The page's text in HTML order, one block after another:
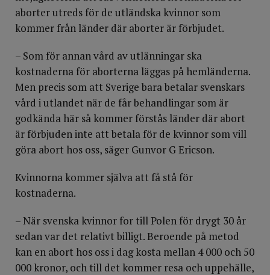
aborter utreds för de utländska kvinnor som
kommer från länder där aborter är förbjudet.
– Som för annan vård av utlänningar ska
kostnaderna för aborterna läggas på hemländerna.
Men precis som att Sverige bara betalar svenskars
vård i utlandet när de får behandlingar som är
godkända här så kommer förstås länder där abort
är förbjuden inte att betala för de kvinnor som vill
göra abort hos oss, säger Gunvor G Ericson.
Kvinnorna kommer själva att få stå för
kostnaderna.
– När svenska kvinnor for till Polen för drygt 30 år
sedan var det relativt billigt. Beroende på metod
kan en abort hos oss i dag kosta mellan 4 000 och 50
000 kronor, och till det kommer resa och uppehälle,